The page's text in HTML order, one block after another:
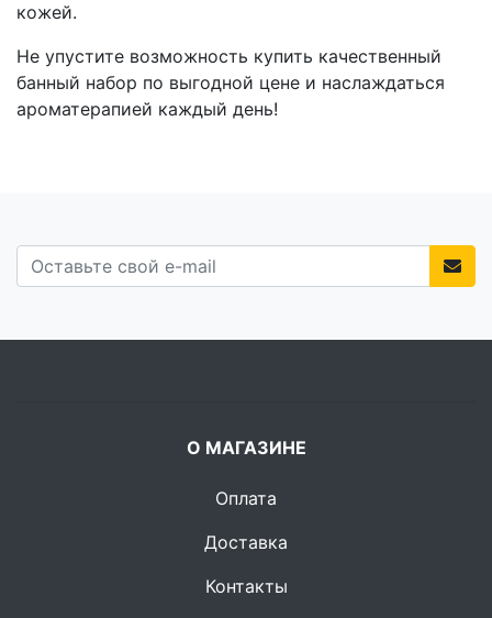
кожей.
Не упустите возможность купить качественный
банный набор по выгодной цене и наслаждаться
ароматерапией каждый день!
О МАГАЗИНЕ
Оплата
Доставка
Контакты